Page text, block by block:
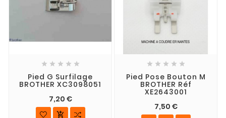
    
Pied G Surfilage
BROTHER XC3098051
7,20 €

    
Pied Pose Bouton M
BROTHER Réf
XE2643001
7,50 €